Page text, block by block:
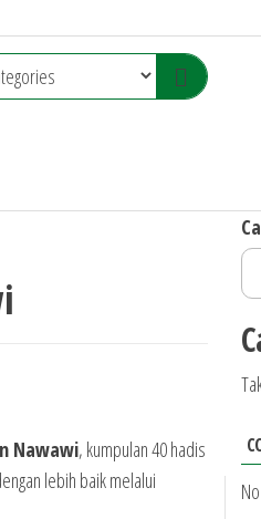
Nawawi, kumpulan 40 hadis
lebih baik melalui